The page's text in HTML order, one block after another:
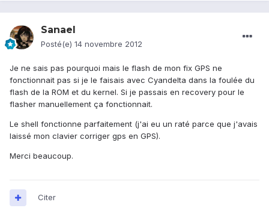
Sanael
Posté(e) 14 novembre 2012
Je ne sais pas pourquoi mais le flash de mon fix GPS ne
fonctionnait pas si je le faisais avec Cyandelta dans la foulée du
flash de la ROM et du kernel. Si je passais en recovery pour le
flasher manuellement ça fonctionnait.
Le shell fonctionne parfaitement (j'ai eu un raté parce que j'avais
laissé mon clavier corriger gps en GPS).
Merci beaucoup.
Citer